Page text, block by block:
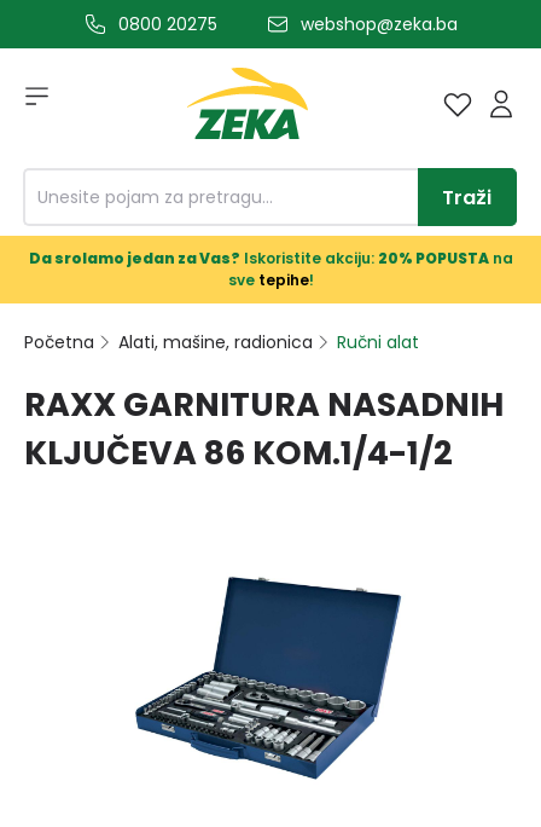
glavni sadržaj0800 20275 webshop@zeka.ba
Traži
Da srolamo jedan za Vas? Iskoristite akciju: 20% POPUSTAna
sve tepihe!
Početna Alati, mašine, radionica Ručni alat
RAXX GARNITURA NASADNIH
KLJUČEVA 86 KOM.1/4-1/2